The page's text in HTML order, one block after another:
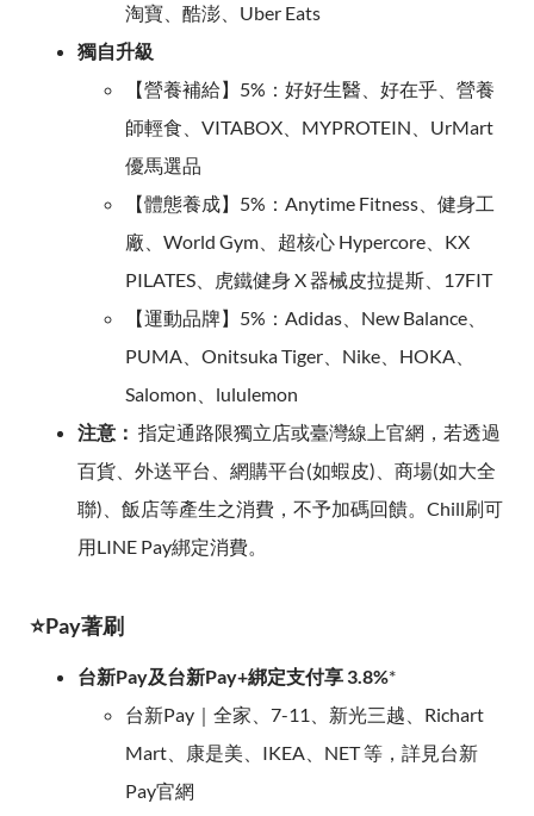
淘寶、酷澎、Uber Eats
獨自升級
【營養補給】5%：好好生醫、好在乎、營養
師輕食、VITABOX、MYPROTEIN、UrMart
優馬選品
【體態養成】5%：Anytime Fitness、健身工
廠、World Gym、超核心 Hypercore、KX
PILATES、虎鐵健身 X 器械皮拉提斯、17FIT
【運動品牌】5%：Adidas、New Balance、
PUMA、Onitsuka Tiger、Nike、HOKA、
Salomon、lululemon
注意： 指定通路限獨立店或臺灣線上官網，若透過
百貨、外送平台、網購平台(如蝦皮)、商場(如大全
聯)、飯店等產生之消費，不予加碼回饋。Chill刷可
用LINE Pay綁定消費。
⭐Pay著刷
台新Pay及台新Pay+綁定支付享 3.8%*
台新Pay｜全家、7-11、新光三越、Richart
Mart、康是美、IKEA、NET 等，詳見台新
Pay官網